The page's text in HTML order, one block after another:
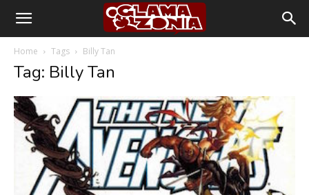
Home Tags Billy Tan
Tag: Billy Tan